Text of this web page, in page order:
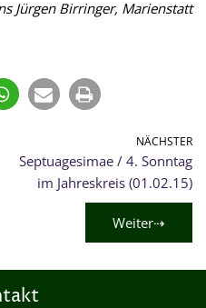
Jürgen Birringer, Marienstatt
NÄCHSTER
Septuagesimae / 4. Sonntag
im Jahreskreis (01.02.15)
Weiter⇢